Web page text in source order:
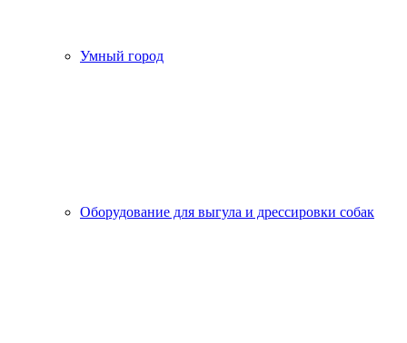
Умный город
Оборудование для выгула и дрессировки собак